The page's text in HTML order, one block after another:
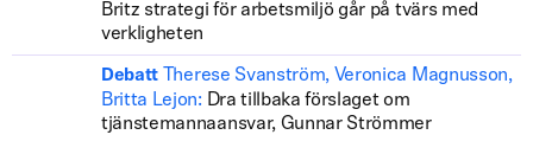
Britz strategi för arbetsmiljö går på tvärs med
verkligheten
Debatt
Therese Svanström, Veronica Magnusson,
Britta Lejon: Dra tillbaka förslaget om
tjänstemannaansvar, Gunnar Strömmer